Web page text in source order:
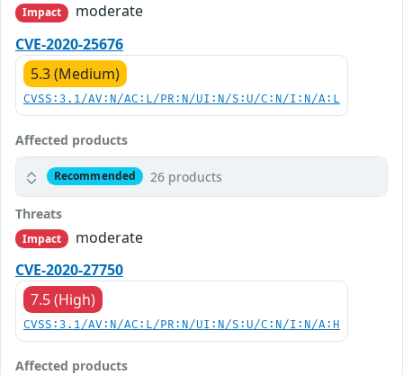
Impact
moderate
CVE-2020-25676
5.3 (Medium)
CVSS:3.1/AV:N/AC:L/PR:N/UI:N/S:U/C:N/I:N/A:L
Affected products
Recommended 26 products
Threats
Impact
moderate
CVE-2020-27750
7.5 (High)
CVSS:3.1/AV:N/AC:L/PR:N/UI:N/S:U/C:N/I:N/A:H
Affected products